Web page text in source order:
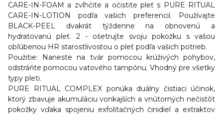
CARE-IN-FOAM a zvlhčite a očistite pleť s PURE RITUAL
CARE-IN-LOTION podľa vašich preferencií. Používajte
BLACK-PEEL dvakrát týždenne na obnovenú a
hydratovanú pleť. 2 - ošetrujte svoju pokožku s vašou
obľúbenou HR starostlivosťou o pleť podľa vašich potrieb.
Použitie: Naneste na tvár pomocou krúživých pohybov,
odstráňte pomocou vatového tampónu. Vhodný pre všetky
typy pleti.
PURE RITUAL COMPLEX ponúka duálny čistiaci účinok,
ktorý zbavuje akumuláciu vonkajších a vnútorných nečistôt
pokožky vďaka spojeniu exfolitačných činidiel a extraktov